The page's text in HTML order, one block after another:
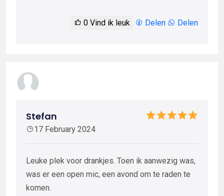
0 Vind ik leuk Delen Delen
Stefan
17 February 2024
Leuke plek voor drankjes. Toen ik aanwezig was,
was er een open mic, een avond om te raden te
komen.